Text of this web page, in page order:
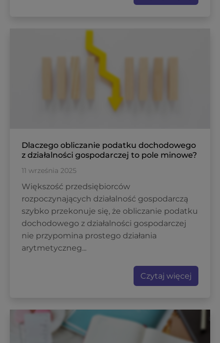
Dlaczego obliczanie podatku dochodowego
z działalności gospodarczej to pole minowe?
11 września 2025
Większość przedsiębiorców
rozpoczynających działalność gospodarczą
szybko przekonuje się, że obliczanie podatku
dochodowego z działalności gospodarczej
nie przypomina prostego działania
arytmetyczneg...
Czytaj więcej